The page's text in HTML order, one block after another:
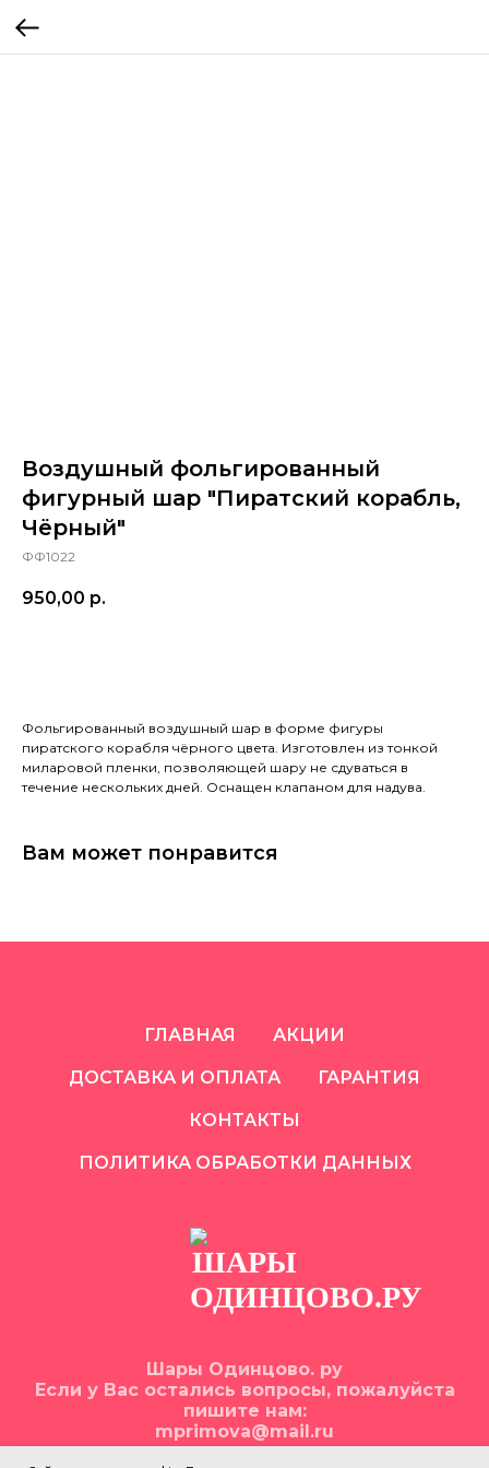
Воздушный фольгированный
фигурный шар "Пиратский корабль,
Чёрный"
ФФ1022
950,00 р.
Фольгированный воздушный шар в форме фигуры
пиратского корабля чёрного цвета. Изготовлен из тонкой
миларовой пленки, позволяющей шару не сдуваться в
течение нескольких дней. Оснащен клапаном для надува.
Вам может понравится
ГЛАВНАЯ АКЦИИ
ДОСТАВКА И ОПЛАТА ГАРАНТИЯ
КОНТАКТЫ
ПОЛИТИКА ОБРАБОТКИ ДАННЫХ
Шары Одинцово. ру
Если у Вас остались вопросы, пожалуйста
пишите нам:
mprimova@mail.ru